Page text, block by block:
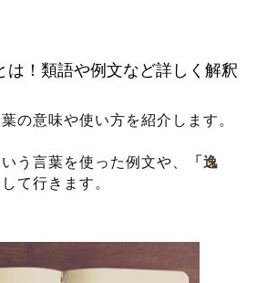
は！類語や例文など詳しく解釈
の意味や使い方を紹介します。
う言葉を使った例文や、
「逸
て行きます。